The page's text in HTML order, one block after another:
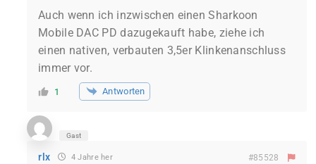
Auch wenn ich inzwischen einen Sharkoon
Mobile DAC PD dazugekauft habe, ziehe ich
einen nativen, verbauten 3,5er Klinkenanschluss
immer vor.
1 Antworten
Gast
rlx 4 Jahre her #85528